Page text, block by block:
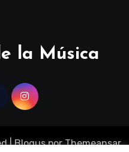
la Música
|BlogusporThemeansar.